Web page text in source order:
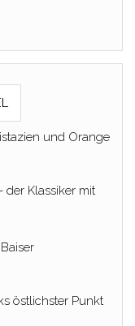
und Orange
der Klassiker mit
östlichster Punkt